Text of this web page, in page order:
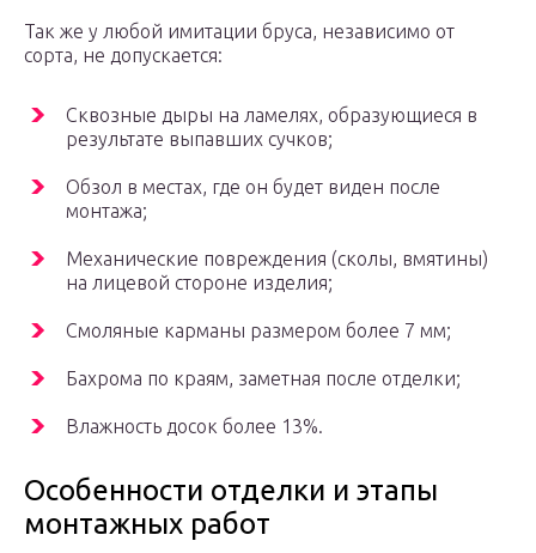
Так же у любой имитации бруса, независимо от
сорта, не допускается:
Сквозные дыры на ламелях, образующиеся в
результате выпавших сучков;
Обзол в местах, где он будет виден после
монтажа;
Механические повреждения (сколы, вмятины)
на лицевой стороне изделия;
Смоляные карманы размером более 7 мм;
Бахрома по краям, заметная после отделки;
Влажность досок более 13%.
Особенности отделки и этапы
монтажных работ